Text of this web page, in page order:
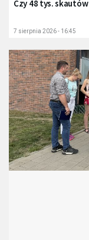
Czy 48 tys.
7 sierpnia 2026 - 16:45